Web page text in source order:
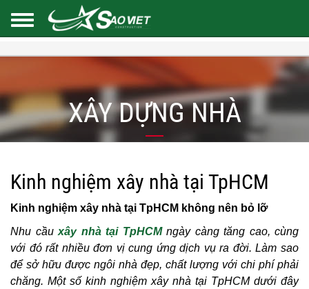
XÂY DỰNG NHÀ
Kinh nghiệm xây nhà tại TpHCM
Kinh nghiệm xây nhà tại TpHCM không nên bỏ lỡ
Nhu cầu xây nhà tại TpHCMngày càng tăng cao, cùng
với đó rất nhiều đơn vị cung ứng dịch vụ ra đời. Làm sao
để sở hữu được ngôi nhà đẹp, chất lượng với chi phí phải
chăng. Một số kinh nghiệm xây nhà tại TpHCM dưới đây